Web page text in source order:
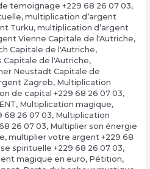
temoignage +229 68 26 07 03,
, multiplication d’argent
Turku, multiplication d’argent
Vienne Capitale de l'Autriche,
Capitale de l'Autriche,
Capitale de l'Autriche,
Neustadt Capitale de
Zagreb, Multiplication
de capital +229 68 26 07 03,
, Multiplication magique,
68 26 07 03, Multiplication
26 07 03, Multiplier son énergie
, multiplier votre argent +229 68
spirituelle +229 68 26 07 03,
magique en euro, Pétition,